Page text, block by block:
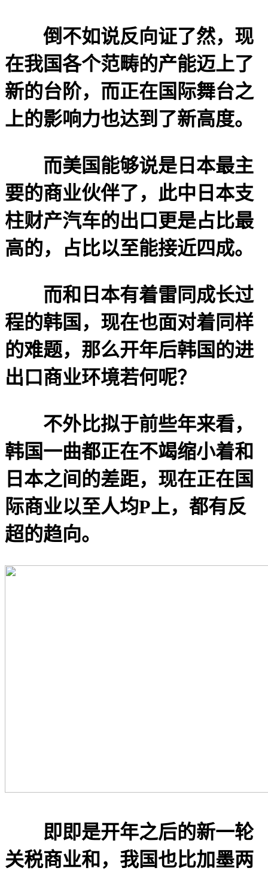
倒不如说反向证了然，现
在我国各个范畴的产能迈上了
新的台阶，而正在国际舞台之
上的影响力也达到了新高度。
而美国能够说是日本最主
要的商业伙伴了，此中日本支
柱财产汽车的出口更是占比最
高的，占比以至能接近四成。
而和日本有着雷同成长过
程的韩国，现在也面对着同样
的难题，那么开年后韩国的进
出口商业环境若何呢？
不外比拟于前些年来看，
韩国一曲都正在不竭缩小着和
日本之间的差距，现在正在国
际商业以至人均P上，都有反
超的趋向。
即即是开年之后的新一轮
关税商业和，我国也比加墨两